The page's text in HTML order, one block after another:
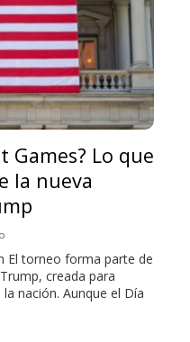
Games? Lo que
la nueva
El torneo forma parte de
creada para
nación. Aunque el Día